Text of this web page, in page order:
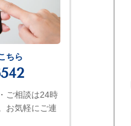
ちら
ご相談は24時
お気軽にご連